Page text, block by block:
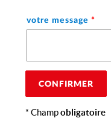
votre message *
CONFIRMER
* Champobligatoire